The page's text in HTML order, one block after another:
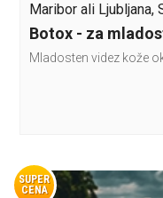
Maribor ali Ljubljana,
Botox - za
Mladosten videz kože
SUPER
CENA